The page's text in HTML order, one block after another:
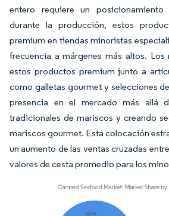
entero requiere un
durante la producción, estos
premium en tiendas minoristas
frecuencia a márgenes más altos.
estos productos premium junto a
como galletas gourmet y selecciones
presencia en el mercado más allá
tradicionales de mariscos y creando
mariscos gourmet. Esta colocación
un aumento de las ventas cruzadas
valores de cesta promedio para los